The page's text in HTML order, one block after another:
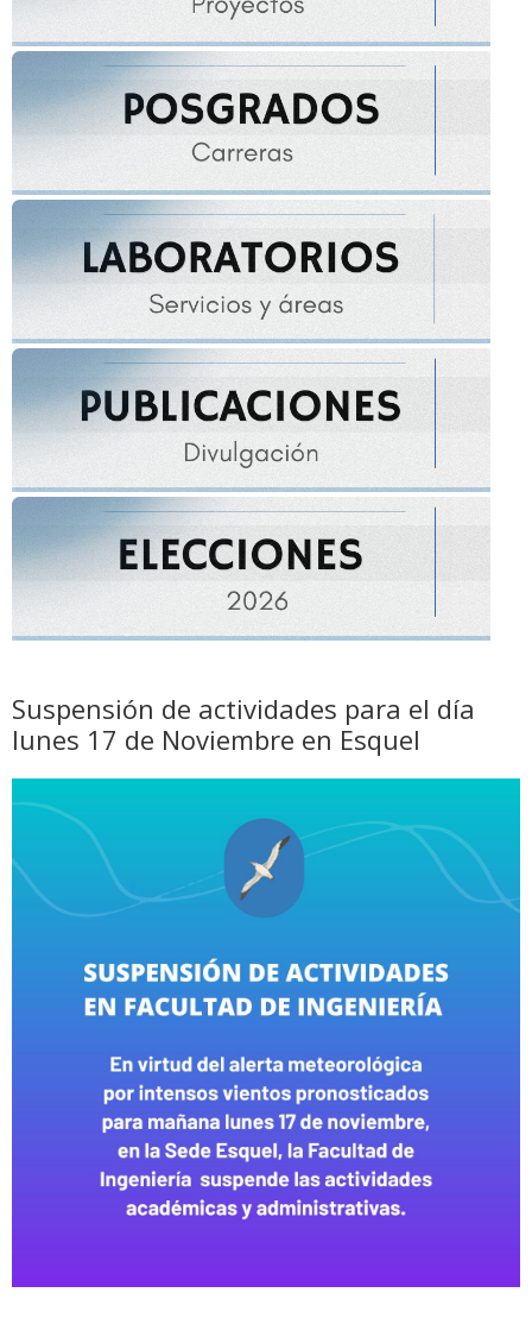
Suspensión de actividades para el día
lunes 17 de Noviembre en Esquel